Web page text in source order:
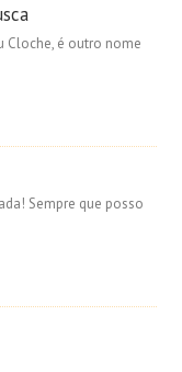
Cloche, é outro nome
Sempre que posso